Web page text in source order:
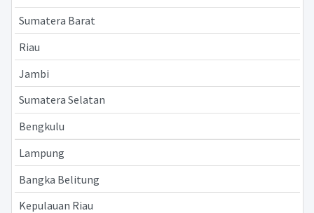
Sumatera Barat
Riau
Jambi
Sumatera Selatan
Bengkulu
Lampung
Bangka Belitung
Kepulauan Riau